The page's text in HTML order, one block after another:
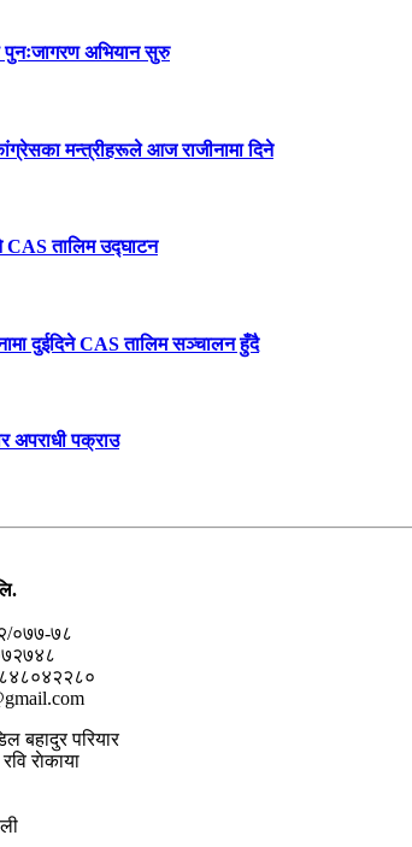
पुनःजागरण अभियान सुरु
मन्त्रीहरूले आज राजीनामा दिने
CAS तालिम उद्घाटन
दुईदिने CAS तालिम सञ्चालन हुँदै
अपराधी पक्राउ
०७७-७८
बहादुर परियार
रवि राेकाया